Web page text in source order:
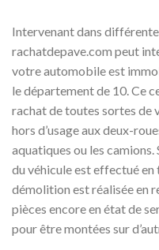
Intervenant dans
rachatdepave.com peut
votre automobile est
le département de 10. Ce
rachat de toutes sortes de
hors d’usage aux deux-
aquatiques ou les
du véhicule est effectué en
démolition est réalisée en
pièces encore en état de
pour être montées sur